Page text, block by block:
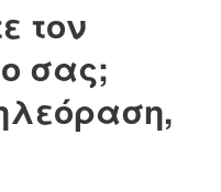
τον
σας;